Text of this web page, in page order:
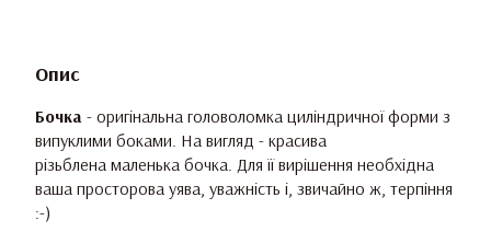
Опис
Бочка - оригінальна головоломка циліндричної форми з
випуклими боками. На вигляд - красива
різьблена маленька бочка. Для її вирішення необхідна
ваша просторова уява, уважність і, звичайно ж, терпіння
:-)